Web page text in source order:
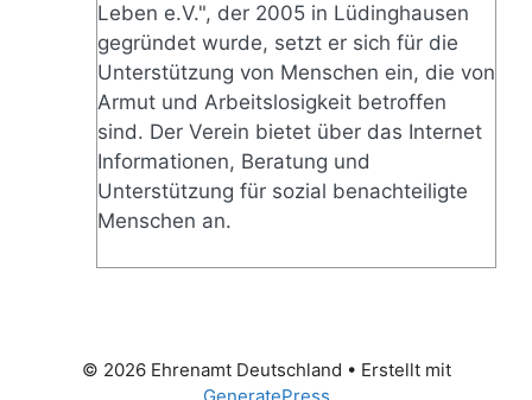
Leben e.V.", der 2005 in Lüdinghausen
gegründet wurde, setzt er sich für die
Unterstützung von Menschen ein, die von
Armut und Arbeitslosigkeit betroffen
sind. Der Verein bietet über das Internet
Informationen, Beratung und
Unterstützung für sozial benachteiligte
Menschen an.
© 2026 Ehrenamt Deutschland • Erstellt mit